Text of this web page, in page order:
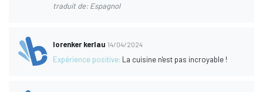
traduit de: Espagnol
lorenker kerlau 14/04/2024
Expérience positive: La cuisine n'est pas incroyable !